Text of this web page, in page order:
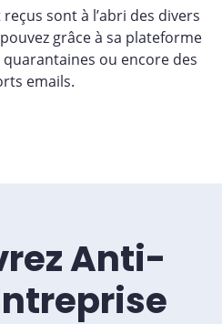
sont à l’abri des divers
grâce à sa plateforme
ou encore des
emails.
Anti-